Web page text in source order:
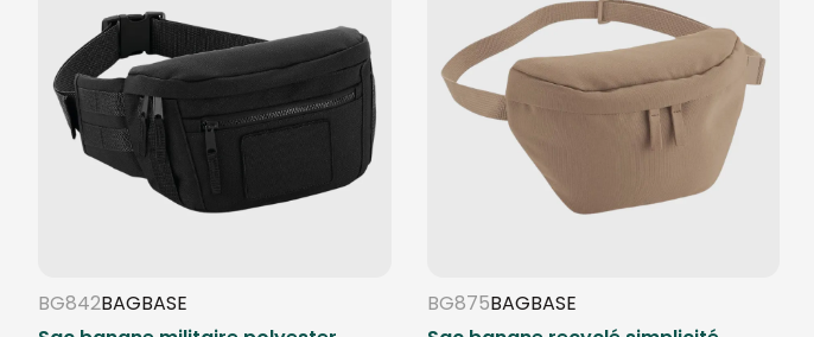
BG842BAGBASE
BG875BAGBASE